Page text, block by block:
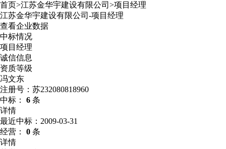
首页>江苏金华宇建设有限公司 >项目经理
江苏金华宇建设有限公司 -项目经理
查看企业数据
中标情况
项目经理
诚信信息
资质等级
冯文东
注册号：苏232080818960
中标： 6 条
详情
最近中标：2009-03-31
经营： 0 条
详情